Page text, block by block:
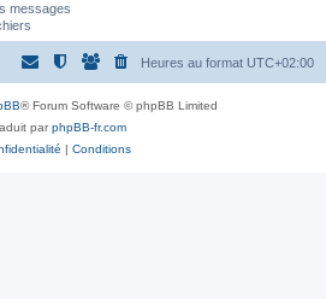
messages
Heures au format UTC+02:00
® Forum Software © phpBB Limited
parphpBB-fr.com
| Conditions